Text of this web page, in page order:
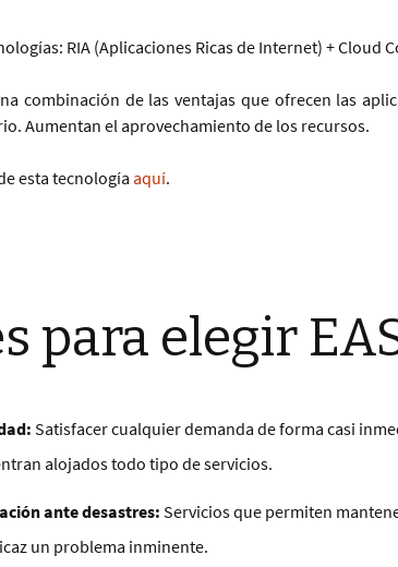
RIA (Aplicaciones Ricas de Internet) + Cloud
combinación de las ventajas que ofrecen las
Aumentan el aprovechamiento de los recursos.
esta tecnología aquí.
para elegir
Satisfacer cualquier demanda de forma casi
alojados todo tipo de servicios.
ante desastres: Servicios que permiten
un problema inminente.